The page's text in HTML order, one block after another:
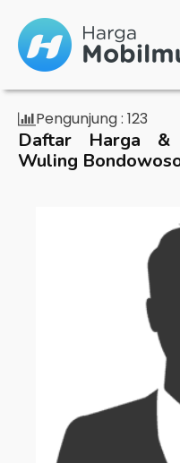
Pengunjung : 123
Daftar Harga
Wuling